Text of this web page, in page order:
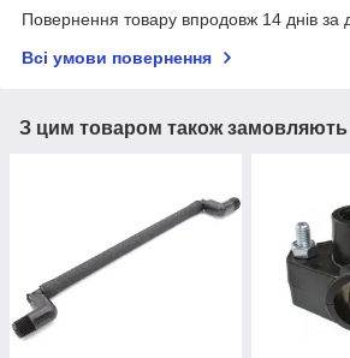
Повернення товару впродовж 14 днів за
Всі умови повернення
З цим товаром також замовляють